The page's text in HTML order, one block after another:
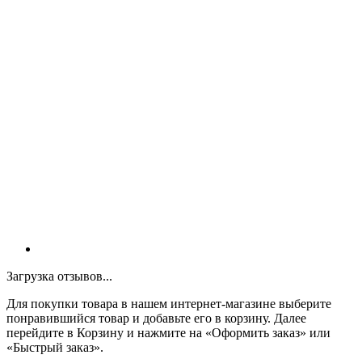
Загрузка отзывов...
Для покупки товара в нашем интернет-магазине выберите
понравившийся товар и добавьте его в корзину. Далее
перейдите в Корзину и нажмите на «Оформить заказ» или
«Быстрый заказ».